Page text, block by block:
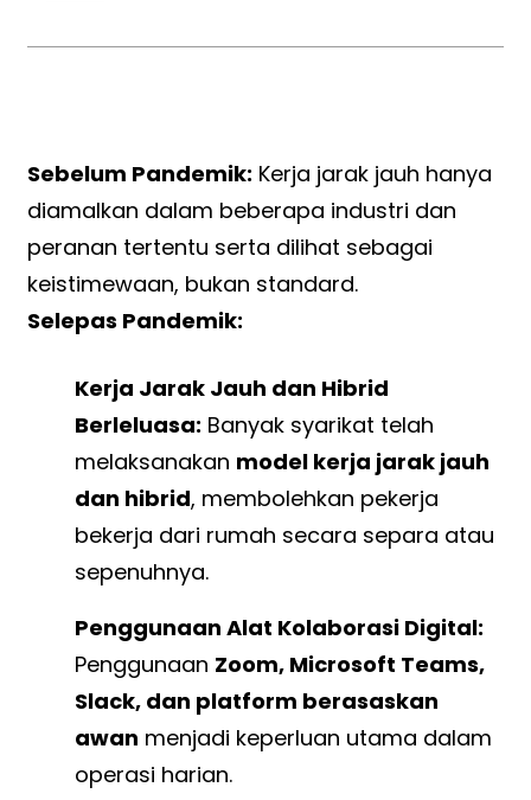
Sebelum Pandemik: Kerja jarak jauh hanya
diamalkan dalam beberapa industri dan
peranan tertentu serta dilihat sebagai
keistimewaan, bukan standard.
Selepas Pandemik:
Kerja Jarak Jauh dan Hibrid
Berleluasa: Banyak syarikat telah
melaksanakan model kerja jarak jauh
dan hibrid, membolehkan pekerja
bekerja dari rumah secara separa atau
sepenuhnya.
Penggunaan Alat Kolaborasi Digital:
Penggunaan Zoom, Microsoft Teams,
Slack, dan platform berasaskan
awan menjadi keperluan utama dalam
operasi harian.